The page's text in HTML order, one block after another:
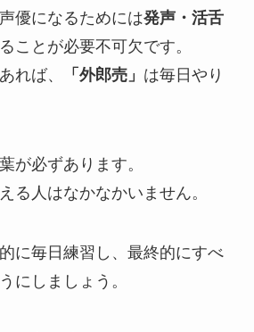
優になるためには発声・活舌
ことが必要不可欠です。
れば、
「外郎売」 は毎日やり
が必ずあります。
る人はなかなかいません。
に毎日練習し、最終的にすべ
にしましょう。